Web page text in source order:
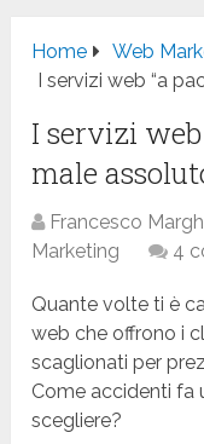
Home
Web
I servizi web “a
I servizi web
male
Francesco
Marketing
4
Quante volte ti è
web che offrono i
scaglionati per
Come accidenti fa
scegliere?